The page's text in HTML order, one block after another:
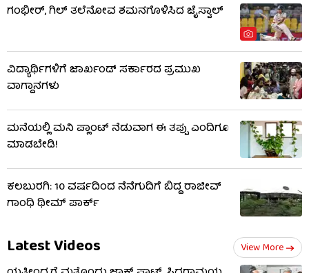
ಗಂಭೀರ್, ಗಿಲ್ ತಲೆನೋವ ಶಮನಗೊಳಿಸಿದ ಜೈಸ್ವಾಲ್
ವಿದ್ಯಾರ್ಥಿಗಳಿಗೆ ಜಾರ್ಖಂಡ್ ಸರ್ಕಾರದ ಪ್ರಮುಖ
ವಾಗ್ದಾನಗಳು
ಮನೆಯಲ್ಲಿ ಮನಿ ಪ್ಲಾಂಟ್ ನೆಡುವಾಗ ಈ ತಪ್ಪು ಎಂದಿಗೂ
ಮಾಡಬೇಡಿ!
ಕಲಬುರಗಿ: 10 ವರ್ಷದಿಂದ ನೆನೆಗುದಿಗೆ ಬಿದ್ದ ರಾಜೀವ್
ಗಾಂಧಿ ಥೀಮ್ ಪಾರ್ಕ್
Latest Videos View More